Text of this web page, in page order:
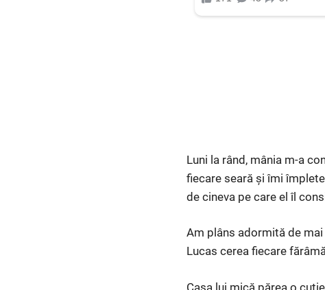
Luni la rând, mânia m-a
fiecare seară și îmi
de cineva pe care el îl
Am plâns adormită de
Lucas cerea fiecare
Casa lui mică părea o